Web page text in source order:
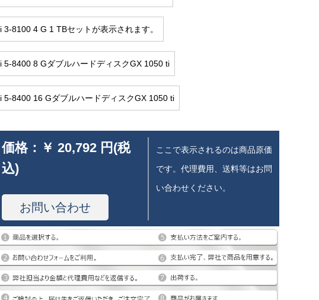
i 3-8100 4 G 1 TBセットが表示されます。
i 5-8400 8 GダブルハードディスクGX 1050 ti
i 5-8400 16 GダブルハードディスクGX 1050 ti
価格： ￥ 20,792 円(税
込)
お問い合わせ
ここで表示されるのは商品原価
です。代理費用、送料等はお問
い合わせください。